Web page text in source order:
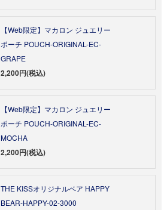
【Web限定】マカロン ジュエリー
ポーチ POUCH-ORIGINAL-EC-
GRAPE
2,200円(税込)
【Web限定】マカロン ジュエリー
ポーチ POUCH-ORIGINAL-EC-
MOCHA
2,200円(税込)
THE KISSオリジナルベア HAPPY
BEAR-HAPPY-02-3000